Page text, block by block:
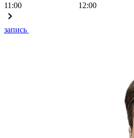
11:00 12:00
запись